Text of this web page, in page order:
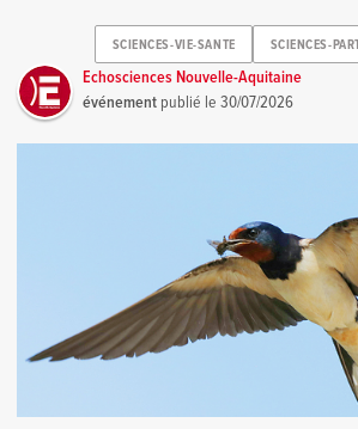
SCIENCES-VIE-SANTE SCIENCES-
Echosciences Nouvelle-Aquitaine
événement publié le30/07/2026